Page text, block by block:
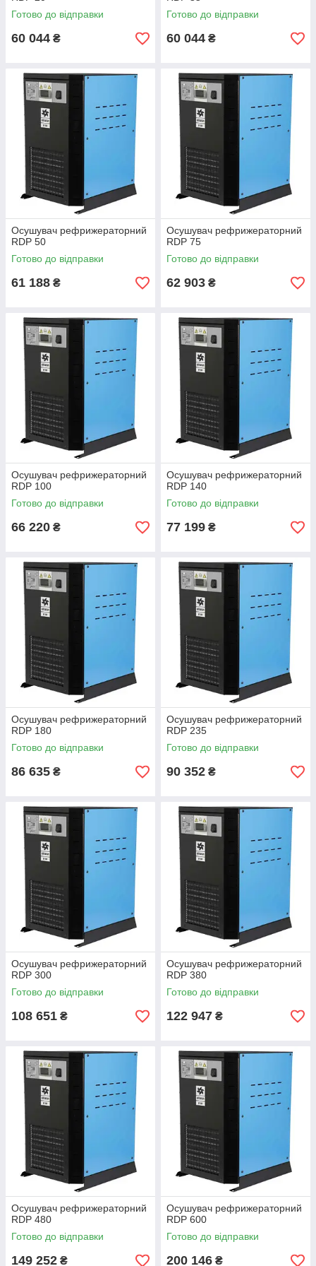
пневмоострова;
3. Активоване вугілля (фільтр-елемент A) - медицина,
лабораторне обладнання, фарбувальні роботи;
Готово до відправки
60 044 ₴
Готово до відправки
60 044 ₴
Осушувач рефрижераторний
RDP 50
Готово до відправки
61 188 ₴
Осушувач рефрижераторний
RDP 75
Готово до відправки
62 903 ₴
Осушувач рефрижераторний
RDP 100
Готово до відправки
66 220 ₴
Осушувач рефрижераторний
RDP 140
Готово до відправки
77 199 ₴
Осушувач рефрижераторний
RDP 180
Готово до відправки
86 635 ₴
Осушувач рефрижераторний
RDP 235
Готово до відправки
90 352 ₴
Осушувач рефрижераторний
RDP 300
Готово до відправки
108 651 ₴
Осушувач рефрижераторний
RDP 380
Готово до відправки
122 947 ₴
Осушувач рефрижераторний
RDP 480
Готово до відправки
149 252 ₴
Осушувач рефрижераторний
RDP 600
Готово до відправки
200 146 ₴